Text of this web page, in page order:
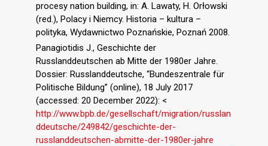
procesy nation building, in: A. Lawaty, H. Orłowski
(red.), Polacy i Niemcy. Historia – kultura –
polityka, Wydawnictwo Poznańskie, Poznań 2008.
Panagiotidis J., Geschichte der
Russlanddeutschen ab Mitte der 1980er Jahre.
Dossier: Russlanddeutsche, “Bundeszentrale für
Politische Bildung” (online), 18 July 2017
(accessed: 20 December 2022): <
http://www.bpb.de/gesellschaft/migration/russlan
ddeutsche/249842/geschichte-der-
russlanddeutschen-abmitte-der-1980er-jahre